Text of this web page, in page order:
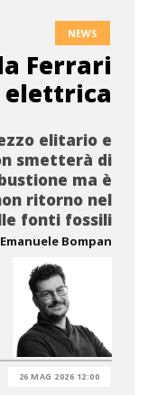
NEWS
Ferrari
elettrica
elitario e
smetterà di
ma è
ritorno nel
fonti fossili
Emanuele Bompan
26 MAG 2026 12:00